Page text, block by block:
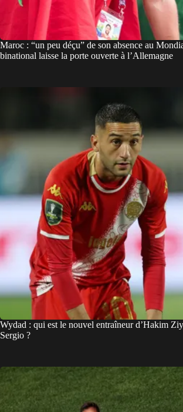
Maroc : “un peu déçu” de son absence au
binational laisse la porte ouverte à l’Allemagne
Wydad : qui est le nouvel entraîneur d’Hakim
Sergio ?